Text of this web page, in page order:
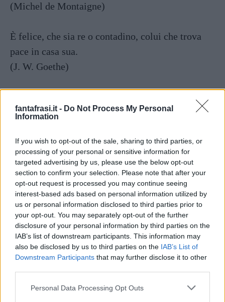
fantafrasi.it - Do Not Process My Personal
Information
If you wish to opt-out of the sale, sharing to third parties, or
processing of your personal or sensitive information for
targeted advertising by us, please use the below opt-out
section to confirm your selection. Please note that after your
opt-out request is processed you may continue seeing
interest-based ads based on personal information utilized by
us or personal information disclosed to third parties prior to
your opt-out. You may separately opt-out of the further
disclosure of your personal information by third parties on the
IAB’s list of downstream participants. This information may
also be disclosed by us to third parties on the IAB’s List of
Downstream Participants that may further disclose it to other
Personal Data Processing Opt Outs
(Michel de Montaigne)
È felice, che sia re o contadino, colui che trova
pace in casa sua.
(J. W. Goethe)
mondo? Vai a casa e ama la tua famiglia.
La cosa migliore che un padre può fare per i suoi
figli è amarne la madre.
(Henry Ward Beecher)
Il legame che unisce la tua vera famiglia non è
quello del sangue, ma quello del rispetto e della
gioia per le reciproche vite. Di rado gli
appartenenti ad una famiglia crescono sotto lo
(Richard Bach)